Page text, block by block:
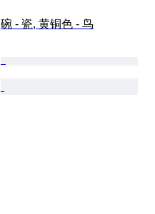
碗 - 瓷, 黄铜色 - 鸟